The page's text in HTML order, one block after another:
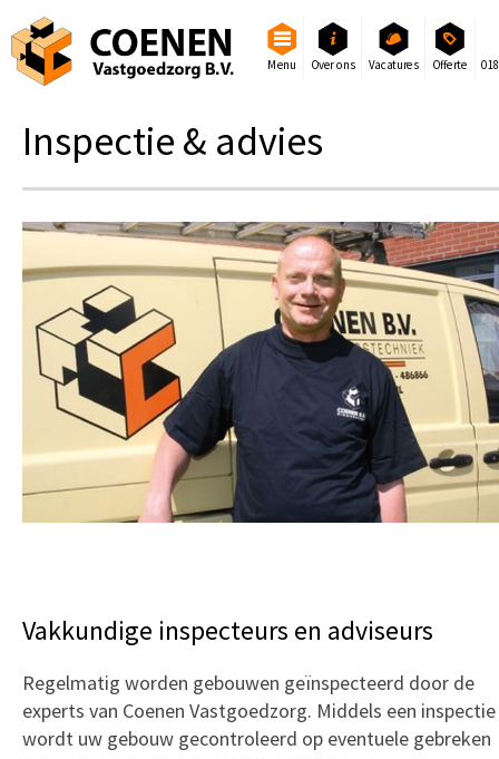
Menu Over ons Vacatures Offerte
Inspectie & advies
Vakkundige inspecteurs en adviseurs
Regelmatig worden gebouwen geïnspecteerd door de
experts van Coenen Vastgoedzorg. Middels een inspectie
wordt uw gebouw gecontroleerd op eventuele gebreken